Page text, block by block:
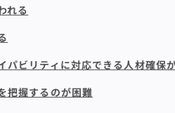
れる
パビリティに対応できる人材確保
把握するのが困難